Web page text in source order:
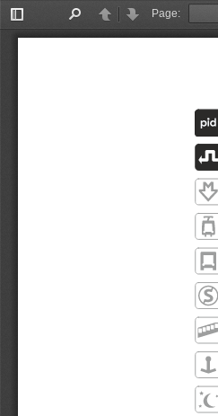
Toggle
Sidebar
PreviousNext
Page: